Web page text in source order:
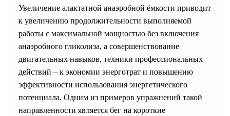
Увеличение алактатной анаэробной ёмкости приводит
к увеличению продолжительности выполняемой
работы с максимальной мощностью без включения
анаэробного гликолиза, а совершенствование
двигательных навыков, техники профессиональных
действий – к экономии энерготрат и повышению
эффективности использования энергетического
потенциала. Одним из примеров упражнений такой
направленности является бег на короткие